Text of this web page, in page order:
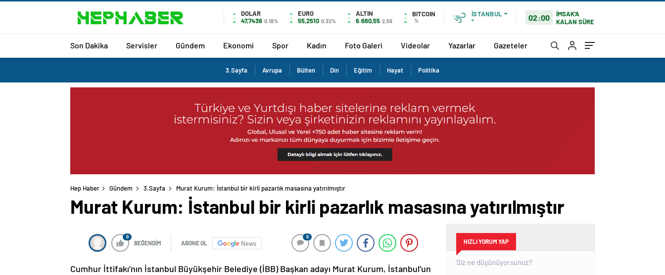
DOLAR
47,7436 0.18%
EURO
55,2510 0.32%
ALTIN
6.660,55 2,59
BITCOIN
%
İSTANBUL
°
02:00
İMSAK'A
KALAN SÜRE
Son Dakika Servisler Gündem Ekonomi Spor Kadın Foto Galeri Videolar Yazarlar Gazeteler
3.Sayfa Avrupa Bülten Din Eğitim Hayat Politika
Hep Haber Gündem 3.Sayfa Murat Kurum: İstanbul bir kirli pazarlık masasına yatırılmıştır
Murat Kurum: İstanbul bir kirli pazarlık masasına yatırılmıştır
0
BEĞENDİM ABONE OL News
0
Cumhur İttifakı’nın İstanbul Büyükşehir Belediye (İBB) Başkan adayı Murat Kurum, İstanbul’un
HIZLI YORUM YAP